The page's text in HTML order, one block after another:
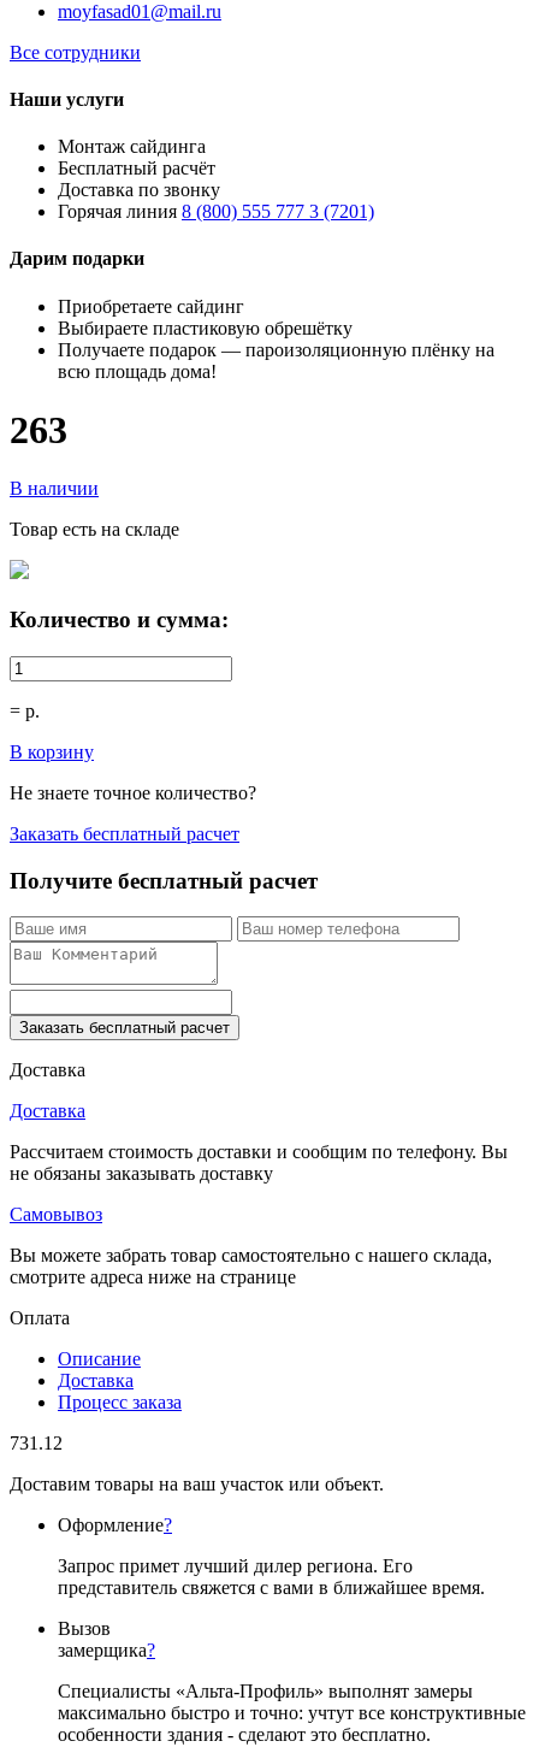
moyfasad01@mail.ru
Все сотрудники
Наши услуги
Монтаж сайдинга
Бесплатный расчёт
Доставка по звонку
Горячая линия 8 (800) 555 777 3 (7201)
Дарим подарки
Приобретаете сайдинг
Выбираете пластиковую обрешётку
Получаете подарок — пароизоляционную плёнку на
всю площадь дома!
263
В наличии
Товар есть на складе
Количество и сумма:
= р.
В корзину
Не знаете точное количество?
Заказать бесплатный расчет
Получите бесплатный расчет
Заказать бесплатный расчет
Доставка
Доставка
Рассчитаем стоимость доставки и сообщим по телефону. Вы
не обязаны заказывать доставку
Самовывоз
Вы можете забрать товар самостоятельно с нашего склада,
смотрите адреса ниже на странице
Оплата
Описание
Доставка
Процесс заказа
731.12
Доставим товары на ваш участок или объект.
Оформление?
Запрос примет лучший дилер региона. Его
представитель свяжется с вами в ближайшее время.
Вызов
замерщика?
Специалисты «Альта-Профиль» выполнят замеры
максимально быстро и точно: учтут все конструктивные
особенности здания - сделают это бесплатно.